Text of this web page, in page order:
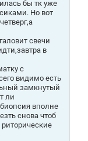
бы тк уже
Но вот
свечи
в
с
видимо есть
замкнутый
ли
биопсия вполне
снова чтоб